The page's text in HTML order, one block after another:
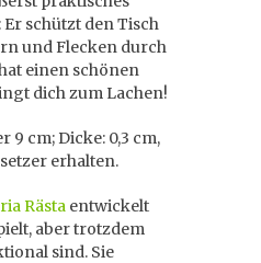
schützt den Tisch
und Flecken durch
einen schönen
dich zum Lachen!
9 cm; Dicke: 0,3 cm,
erhalten.
Rästa entwickelt
aber trotzdem
sind. Sie